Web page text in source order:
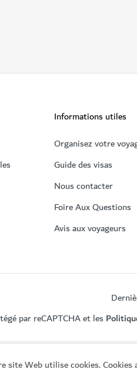
site Web utilise cookies.
Informations utiles
Organisez votre
Guide des visas
Nous contacter
Foire Aux Questions
Avis aux voyageurs
par reCAPTCHA et les